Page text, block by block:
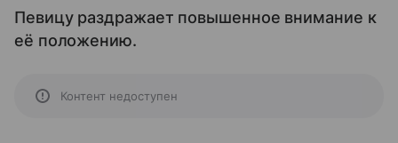
Певицу раздражает повышенное внимание к
её положению.
Контент недоступен